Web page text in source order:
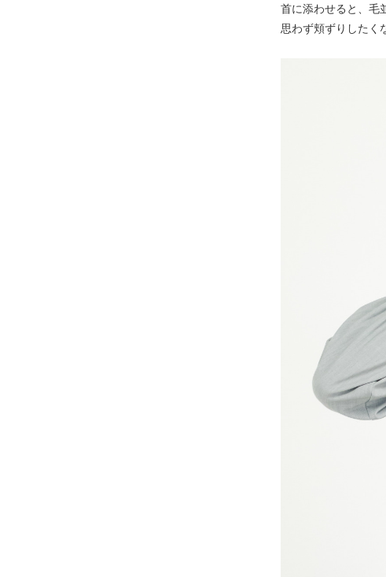
首に添わせると、毛
思わず頬ずりしたく